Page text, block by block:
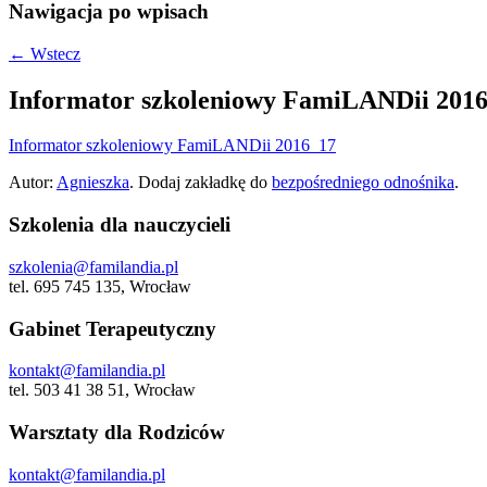
Nawigacja po wpisach
← Wstecz
Informator szkoleniowy FamiLANDii
Informator szkoleniowy FamiLANDii 2016_17
Autor: Agnieszka. Dodaj zakładkę do bezpośredniego odnośnika.
Szkolenia dla nauczycieli
szkolenia@familandia.pl
tel. 695 745 135, Wrocław
Gabinet Terapeutyczny
kontakt@familandia.pl
tel. 503 41 38 51, Wrocław
Warsztaty dla Rodziców
kontakt@familandia.pl